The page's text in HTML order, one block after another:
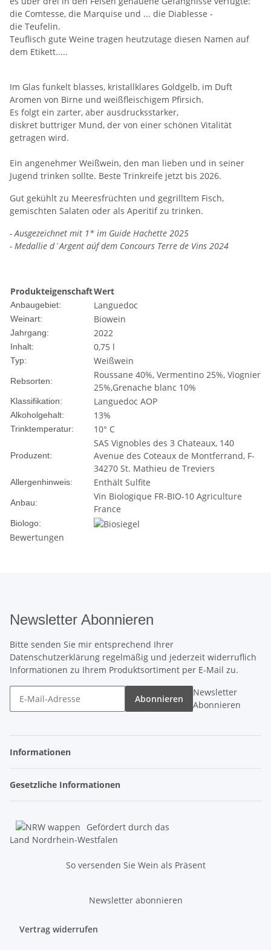
die Comtesse, die Marquise und ... die Diablesse -
die Teufelin.
Teuflisch gute Weine tragen heutzutage diesen Namen auf
dem Etikett.....
Im Glas funkelt blasses, kristallklares Goldgelb, im Duft
Aromen von Birne und weißfleischigem Pfirsich.
Es folgt ein zarter, aber ausdrucksstarker,
diskret buttriger Mund, der von einer schönen Vitalität
getragen wird.
Ein angenehmer Weißwein, den man lieben und in seiner
Jugend trinken sollte. Beste Trinkreife jetzt bis 2026.
Gut gekühlt zu Meeresfrüchten und gegrilltem Fisch,
gemischten Salaten oder als Aperitif zu trinken.
- Ausgezeichnet mit 1* im Guide Hachette 2025
- Medallie d´Argent aúf dem Concours Terre de Vins 2024
ProdukteigenschaftWert
Anbaugebiet: Languedoc
Weinart: Biowein
Jahrgang: 2022
Inhalt: 0,75 l
Typ: Weißwein
Rebsorten:
Roussane 40%, Vermentino 25%, Viognier
25%,Grenache blanc 10%
Klassifikation: Languedoc AOP
Alkoholgehalt: 13%
Trinktemperatur: 10° C
Produzent:
SAS Vignobles des 3 Chateaux, 140
Avenue des Coteaux de Montferrand, F-
34270 St. Mathieu de Treviers
Allergenhinweis: Enthält Sulfite
Anbau:
Vin Biologique FR-BIO-10 Agriculture
France
Biologo:
Bewertungen
Newsletter Abonnieren
Bitte senden Sie mir entsprechend Ihrer
Datenschutzerklärung regelmäßig und jederzeit widerruflich
Informationen zu Ihrem Produktsortiment per E-Mail zu.
Abonnieren
Newsletter
Abonnieren
Informationen
Gesetzliche Informationen
Gefördert durch das
Land Nordrhein-Westfalen
So versenden Sie Wein als Präsent
Newsletter abonnieren
Vertrag widerrufen